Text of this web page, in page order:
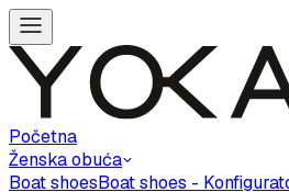
Početna
Ženska obuća
Boat shoesBoat shoes -